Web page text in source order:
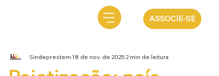
ASSOCIE-SE
Sindeprestem18 de nov. de 20252 min de leitura